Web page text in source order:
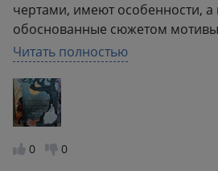
чертами, имеют особенности,
обоснованные сюжетом мотивы
иначе. В целом сюжетная
провисает и не зацикливается
многогранна. Авторский юмор
что книга первая в серии, автор
нужный тон, но делает это
Обязательно буду продолжать
Читать полностью
0 0